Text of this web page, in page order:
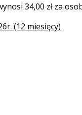
34,00 zł za
(12 miesięcy)